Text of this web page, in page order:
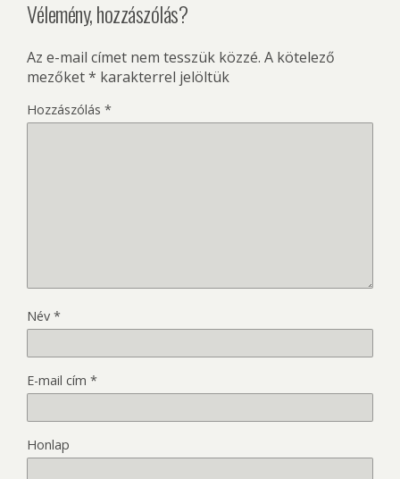
Vélemény, hozzászólás?
Az e-mail címet nem tesszük közzé. A kötelező
mezőket* karakterrel jelöltük
Hozzászólás *
Név *
E-mail cím *
Honlap